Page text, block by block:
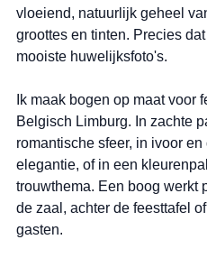
vloeiend, natuurlijk geheel
groottes en tinten. Precies
mooiste huwelijksfoto's.
Ik maak bogen op maat voor
Belgisch Limburg. In zachte
romantische sfeer, in ivoor
elegantie, of in een
trouwthema. Een boog werkt
de zaal, achter de feesttafel
gasten.